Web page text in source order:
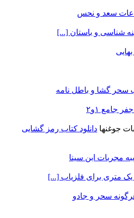
سعد و نحس
شناسی و باستان [...]
سحر گشا و باطل نامه
جامع ۱و۲
دانلود کتاب رمز گشایی
مجربات ابن سینا
متری برای فلزیاب [...]
سحر و جادو